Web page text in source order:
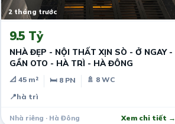
2 tháng trước
9.5 Tỷ
NHÀ ĐẸP - NỘI THẤT XỊN SÒ - Ở NGAY -
GẦN OTO - HÀ TRÌ - HÀ ĐÔNG
📐 45 m² 🛏 8 PN
🚿 8 WC
📍hà trì
Nhà riêng · Hà Đông Xem chi tiết →